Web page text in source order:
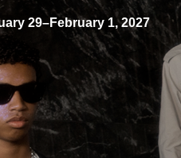
29–February 1, 2027